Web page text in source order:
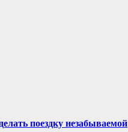
поездку незабываемой